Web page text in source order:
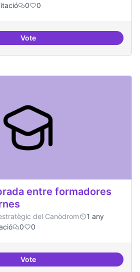
0 0
VoteRelatoria col·laborativa
entre formadores
del Canòdrom
1 any
0 0
VoteRelació equilibrada entre